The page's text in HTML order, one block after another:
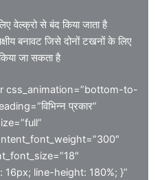
वेल्क्रो से बंद किया जाता है
बनावट जिसे दोनों टखनों के लिए
जा सकता है
css_animation=”bottom-to-
प्रकार”
line-height: 180%; }”